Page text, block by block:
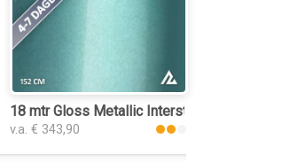
3073 keukenfolie
18 mtr Gloss Metallic Interstellar Green
v.a. € 343,90